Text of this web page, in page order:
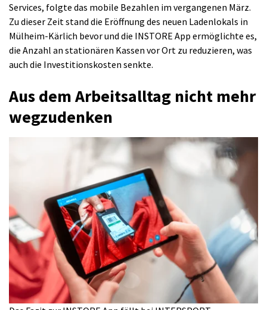
Services, folgte das mobile Bezahlen im vergangenen März.
Zu dieser Zeit stand die Eröffnung des neuen Ladenlokals in
Mülheim-Kärlich bevor und die INSTORE App ermöglichte es,
die Anzahl an stationären Kassen vor Ort zu reduzieren, was
auch die Investitionskosten senkte.
Aus dem Arbeitsalltag nicht mehr
wegzudenken